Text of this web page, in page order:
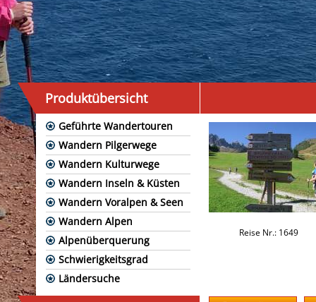
Produktübersicht
Geführte Wandertouren
Wandern Pilgerwege
Wandern Kulturwege
Wandern Inseln & Küsten
Wandern Voralpen & Seen
Wandern Alpen
Alpenüberquerung
Schwierigkeitsgrad
Ländersuche
Reise Nr.: 1649